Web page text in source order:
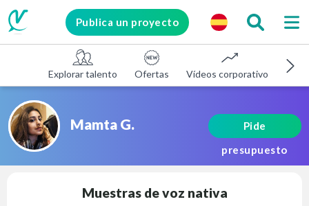
Publica un proyecto
Explorar talento Ofertas Vídeos corporativos E-
Mamta G.
Pide
presupuesto
Muestras de voz nativa